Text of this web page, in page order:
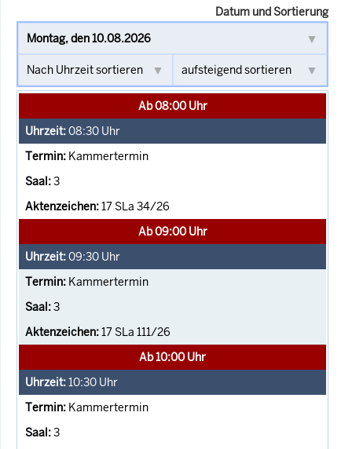
Datum und Sortierung
Ab 08:00 Uhr
08:30 Uhr
Kammertermin
3
17 SLa 34/26
Ab 09:00 Uhr
09:30 Uhr
Kammertermin
3
17 SLa 111/26
Ab 10:00 Uhr
10:30 Uhr
Kammertermin
3